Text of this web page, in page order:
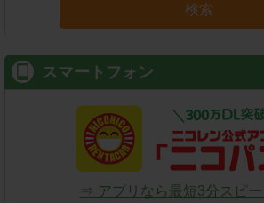
検索
スマートフォン
⇒ アプリなら最短3分スピー